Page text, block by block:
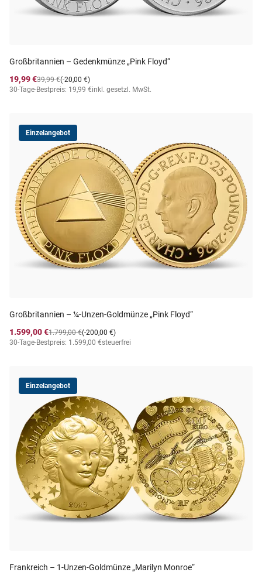
Großbritannien – Gedenkmünze „Pink Floyd“
19,99 €
(-20,00 €)
39,99 €
30-Tage-Bestpreis: 19,99 €inkl. gesetzl. MwSt.
Einzelangebot
Großbritannien – ¼-Unzen-Goldmünze „Pink Floyd“
1.599,00 €
(-200,00 €)
1.799,00 €
30-Tage-Bestpreis: 1.599,00 €steuerfrei
Einzelangebot
Frankreich – 1-Unzen-Goldmünze „Marilyn Monroe“